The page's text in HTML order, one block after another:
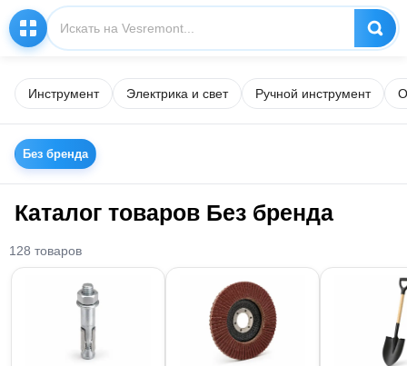
Инструмент Электрика и свет Ручной инструмент
Без бренда
Каталог товаров Без бренда
128 товаров